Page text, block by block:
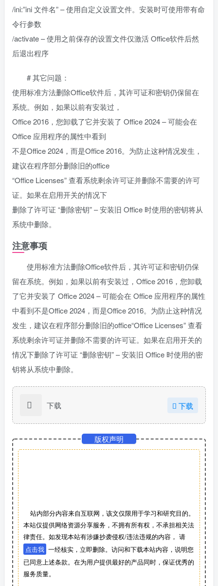
/ini:”ini 文件名” – 使用自定义设置文件。安装时可使用带有命
令行参数
/activate – 使用之前保存的设置文件仅激活 Office软件后然
后退出程序
# 其它问题：
使用标准方法删除Office软件后，其许可证和密钥仍保留在
系统。例如，如果以前有安装过，
Office 2016，您卸载了它并安装了 Office 2024 – 可能会在
Office 应用程序的属性中看到
不是Office 2024，而是Office 2016。为防止这种情况发生，
建议在程序部分删除旧的office
“Office Licenses” 查看系统剩余许可证并删除不需要的许可
证。如果在启用开关的情况下
删除了许可证 “删除密钥” – 安装旧 Office 时使用的密钥将从
系统中删除。
注意事项
使用标准方法删除Office软件后，其许可证和密钥仍保
留在系统。例如，如果以前有安装过，Office 2016，您卸载
了它并安装了 Office 2024 – 可能会在 Office 应用程序的属性
中看到不是Office 2024，而是Office 2016。为防止这种情况
发生，建议在程序部分删除旧的office“Office Licenses” 查看
系统剩余许可证并删除不需要的许可证。如果在启用开关的
情况下删除了许可证 “删除密钥” – 安装旧 Office 时使用的密
钥将从系统中删除。
下载 下载
版权声明
站内部分内容来自互联网，该文仅限用于学习和研究目的。
本站仅提供网络资源分享服务，不拥有所有权，不承担相关法
律责任。如发现本站有涉嫌抄袭侵权/违法违规的内容， 请
点击我 一经核实，立即删除。访问和下载本站内容，说明您
已同意上述条款。在为用户提供最好的产品同时，保证优秀的
服务质量。